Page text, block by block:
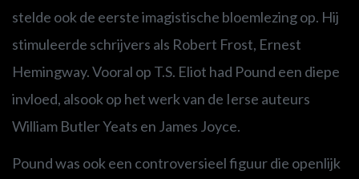
stelde ook de eerste imagistische bloemlezing op. Hij
stimuleerde schrijvers als Robert Frost, Ernest
Hemingway. Vooral op T.S. Eliot had Pound een diepe
invloed, alsook op het werk van de Ierse auteurs
William Butler Yeats en James Joyce.
Pound was ook een controversieel figuur die openlijk